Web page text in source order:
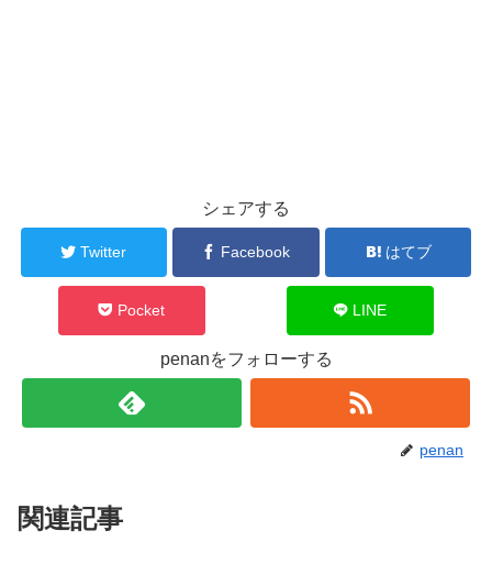
シェアする
Twitter Facebook はてブ
Pocket LINE
penanをフォローする
penan
関連記事